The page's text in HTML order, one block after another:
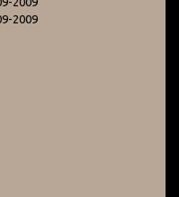
2009